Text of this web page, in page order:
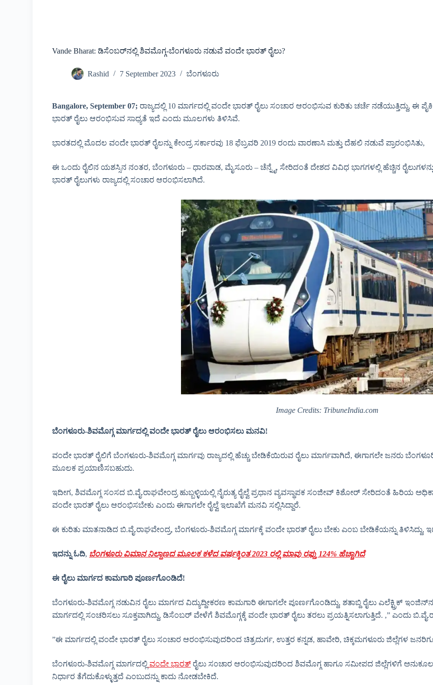
Vande Bharat: ಡಿಸೆಂಬರ್‌ನಲ್ಲಿ ಶಿವಮೊಗ್ಗ-ಬೆಂಗಳೂರು ನಡುವೆ ವಂದೇ ಭಾರತ್ ರೈಲು?
Rashid 7 September 2023 ಬೆಂಗಳೂರು
Bangalore, September 07; ರಾಜ್ಯದಲ್ಲಿ 10 ಮಾರ್ಗದಲ್ಲಿ ವಂದೇ ಭಾರತ್ ರೈಲು ಸಂಚಾರ ಆರಂಭಿಸುವ ಕುರಿತು ಚರ್ಚೆ ನಡೆಯುತ್ತಿದ್ದು, ಈ
ಭಾರತ್ ರೈಲು ಆರಂಭಿಸುವ ಸಾಧ್ಯತೆ ಇದೆ ಎಂದು ಮೂಲಗಳು ತಿಳಿಸಿವೆ.
ಭಾರತದಲ್ಲಿ ಮೊದಲ ವಂದೇ ಭಾರತ್ ರೈಲನ್ನು ಕೇಂದ್ರ ಸರ್ಕಾರವು 18 ಫೆಬ್ರವರಿ 2019 ರಂದು ವಾರಣಾಸಿ ಮತ್ತು ದೆಹಲಿ ನಡುವೆ ಪ್ರಾರಂಭಿಸಿತು,
ಈ ಒಂದು ರೈಲಿನ ಯಶಸ್ಸಿನ ನಂತರ, ಬೆಂಗಳೂರು – ಧಾರವಾಡ, ಮೈಸೂರು – ಚೆನ್ನೈ, ಸೇರಿದಂತೆ ದೇಶದ ವಿವಿಧ ಭಾಗಗಳಲ್ಲಿ ಹೆಚ್ಚಿನ
ಭಾರತ್ ರೈಲುಗಳು ರಾಜ್ಯದಲ್ಲಿ ಸಂಚಾರ ಆರಂಭಿಸಲಾಗಿದೆ.
Image Credits: TribuneIndia.com
ಬೆಂಗಳೂರು-ಶಿವಮೊಗ್ಗ ಮಾರ್ಗದಲ್ಲಿ ವಂದೇ ಭಾರತ್ ರೈಲು ಆರಂಭಿಸಲು ಮನವಿ!
ವಂದೇ ಭಾರತ್ ರೈಲಿಗೆ ಬೆಂಗಳೂರು-ಶಿವಮೊಗ್ಗ ಮಾರ್ಗವು ರಾಜ್ಯದಲ್ಲಿ ಹೆಚ್ಚು ಬೇಡಿಕೆಯಿರುವ ರೈಲು ಮಾರ್ಗವಾಗಿದೆ, ಈಗಾಗಲೇ ಜನರು
ಮೂಲಕ ಪ್ರಯಾಣಿಸಬಹುದು.
ಇದೀಗ, ಶಿವಮೊಗ್ಗ ಸಂಸದ ಬಿ.ವೈ.ರಾಘವೇಂದ್ರ ಹುಬ್ಬಳ್ಳಿಯಲ್ಲಿ ನೈರುತ್ಯ ರೈಲ್ವೆ ಪ್ರಧಾನ ವ್ಯವಸ್ಥಾಪಕ ಸಂಜೀವ್ ಕಿಶೋರ್ ಸೇರಿದಂತೆ ಹಿರಿಯ
ವಂದೇ ಭಾರತ್ ರೈಲು ಆರಂಭಿಸಬೇಕು ಎಂದು ಈಗಾಗಲೇ ರೈಲ್ವೆ ಇಲಾಖೆಗೆ ಮನವಿ ಸಲ್ಲಿಸಿದ್ದಾರೆ.
ಈ ಕುರಿತು ಮಾತನಾಡಿದ ಬಿ.ವೈ.ರಾಘವೇಂದ್ರ, ಬೆಂಗಳೂರು-ಶಿವಮೊಗ್ಗ ಮಾರ್ಗಕ್ಕೆ ವಂದೇ ಭಾರತ್ ರೈಲು ಬೇಕು ಎಂಬ ಬೇಡಿಕೆಯನ್ನು ತಿಳಿಸಿದ್ದು,
ಇದನ್ನು ಓದಿ, ಬೆಂಗಳೂರು ವಿಮಾನ ನಿಲ್ದಾಣದ ಮೂಲಕ ಕಳೆದ ವರ್ಷಕ್ಕಿಂತ 2023 ರಲ್ಲಿ ಮಾವು ರಫ್ತು 124% ಹೆಚ್ಚಾಗಿದೆ
ಈ ರೈಲು ಮಾರ್ಗದ ಕಾಮಗಾರಿ ಪೂರ್ಣಗೊಂಡಿದೆ!
ಬೆಂಗಳೂರು-ಶಿವಮೊಗ್ಗ ನಡುವಿನ ರೈಲು ಮಾರ್ಗದ ವಿದ್ಯುದ್ದೀಕರಣ ಕಾಮಗಾರಿ ಈಗಾಗಲೇ ಪೂರ್ಣಗೊಂಡಿದ್ದು, ಶತಾಬ್ದಿ ರೈಲು ಎಲೆಕ್ಟ್ರಿಕ್
ಮಾರ್ಗದಲ್ಲಿ ಸಂಚರಿಸಲು ಸೂಕ್ತವಾಗಿದ್ದು, ಡಿಸೆಂಬರ್ ವೇಳೆಗೆ ಶಿವಮೊಗ್ಗಕ್ಕೆ ವಂದೇ ಭಾರತ್ ರೈಲು ತರಲು ಪ್ರಯತ್ನಿಸಲಾಗುತ್ತಿದೆ. ,” ಎಂದು
”ಈ ಮಾರ್ಗದಲ್ಲಿ ವಂದೇ ಭಾರತ್ ರೈಲು ಸಂಚಾರ ಆರಂಭಿಸುವುದರಿಂದ ಚಿತ್ರದುರ್ಗ, ಉತ್ತರ ಕನ್ನಡ, ಹಾವೇರಿ, ಚಿಕ್ಕಮಗಳೂರು ಜಿಲ್ಲೆಗಳ
ಬೆಂಗಳೂರು-ಶಿವಮೊಗ್ಗ ಮಾರ್ಗದಲ್ಲಿ ವಂದೇ ಭಾರತ್ರೈಲು ಸಂಚಾರ ಆರಂಭಿಸುವುದರಿಂದ ಶಿವಮೊಗ್ಗ ಹಾಗೂ ಸಮೀಪದ ಜಿಲ್ಲೆಗಳಿಗೆ
ನಿರ್ಧಾರ ತೆಗೆದುಕೊಳ್ಳುತ್ತದೆ ಎಂಬುದನ್ನು ಕಾದು ನೋಡಬೇಕಿದೆ.